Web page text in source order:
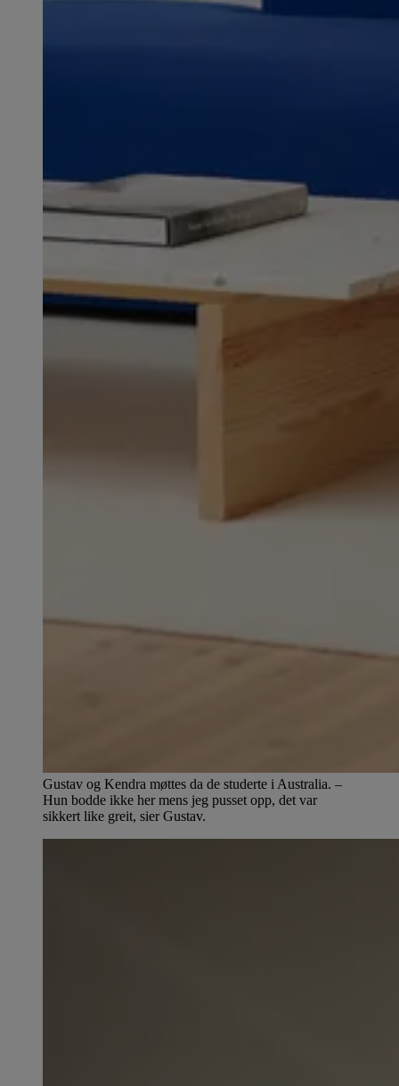
Gustav og Kendra møttes da de studerte i Australia. –
Hun bodde ikke her mens jeg pusset opp, det var
sikkert like greit, sier Gustav.